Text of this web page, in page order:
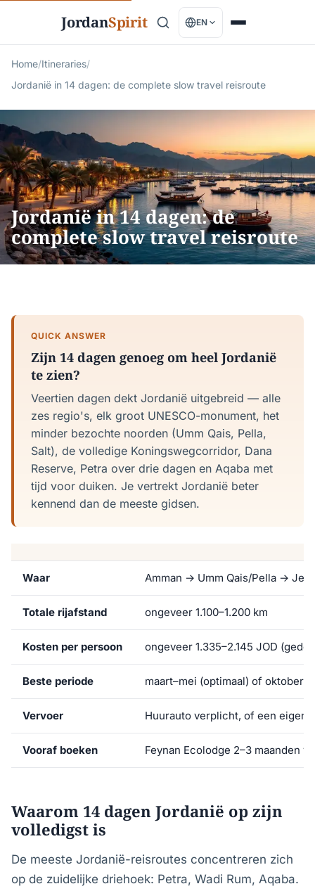
JordanSpirit EN
Home/Itineraries/
Jordanië in 14 dagen: de complete slow travel reisroute
Jordanië in 14 dagen: de
complete slow travel reisroute
QUICK ANSWER
Zijn 14 dagen genoeg om heel Jordanië
te zien?
Veertien dagen dekt Jordanië uitgebreid — alle
zes regio's, elk groot UNESCO-monument, het
minder bezochte noorden (Umm Qais, Pella,
Salt), de volledige Koningswegcorridor, Dana
Reserve, Petra over drie dagen en Aqaba met
tijd voor duiken. Je vertrekt Jordanië beter
kennend dan de meeste gidsen.
Waar Amman → Umm Qais/Pella →
Totale rijafstand ongeveer 1.100–1.200 km
Kosten per persoon ongeveer 1.335–2.145 JOD
Beste periode maart–mei (optimaal) of
Vervoer Huurauto verplicht, of een eigen
Vooraf boeken Feynan Ecolodge 2–3 maanden
Waarom 14 dagen Jordanië op zijn
volledigst is
De meeste Jordanië-reisroutes concentreren zich
op de zuidelijke driehoek: Petra, Wadi Rum, Aqaba.